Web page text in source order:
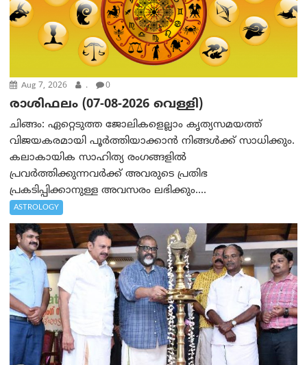
Aug 7, 2026 . 0
രാശിഫലം (07-08-2026 വെള്ളി)
ചിങ്ങം: ഏറ്റെടുത്ത ജോലികളെല്ലാം കൃത്യസമയത്ത്
വിജയകരമായി പൂര്‍ത്തിയാക്കാന്‍ നിങ്ങള്‍ക്ക് സാധിക്കും.
കലാകായിക സാഹിത്യ രംഗങ്ങളില്‍
പ്രവര്‍ത്തിക്കുന്നവര്‍ക്ക് അവരുടെ പ്രതിഭ
പ്രകടിപ്പിക്കാനുള്ള അവസരം ലഭിക്കും....
ASTROLOGY